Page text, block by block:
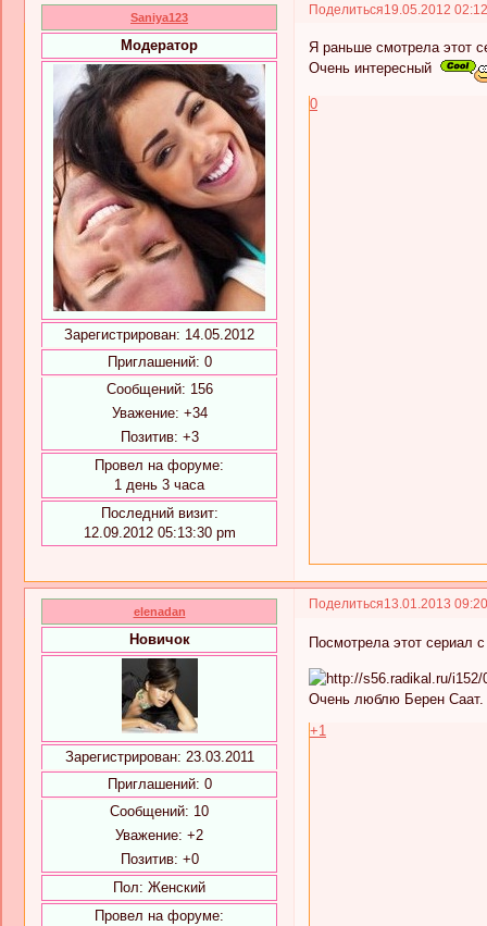
Поделиться19.05.2012
Saniya123
Модератор
Зарегистрирован: 14.05.2012
Приглашений: 0
Сообщений: 156
Уважение: +34
Позитив: +3
Провел на форуме:
1 день 3 часа
Последний визит:
12.09.2012 05:13:30 pm
Я раньше смотрела этот
Очень интересный
0
Поделиться13.01.2013
elenadan
Новичок
Зарегистрирован: 23.03.2011
Приглашений: 0
Сообщений: 10
Уважение: +2
Позитив: +0
Пол: Женский
Провел на форуме:
Посмотрела этот сериал
Очень люблю Берен Саат.
+1